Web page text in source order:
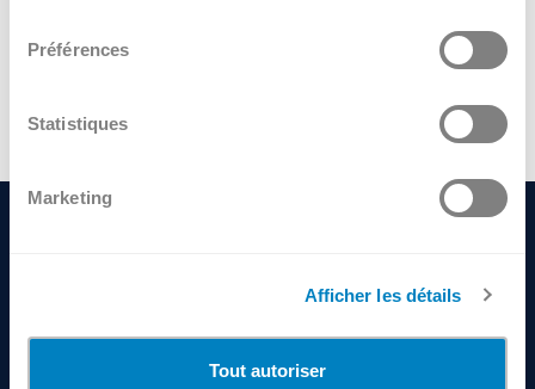
Préférences
Statistiques
Marketing
Afficher les détails
Tout autoriser